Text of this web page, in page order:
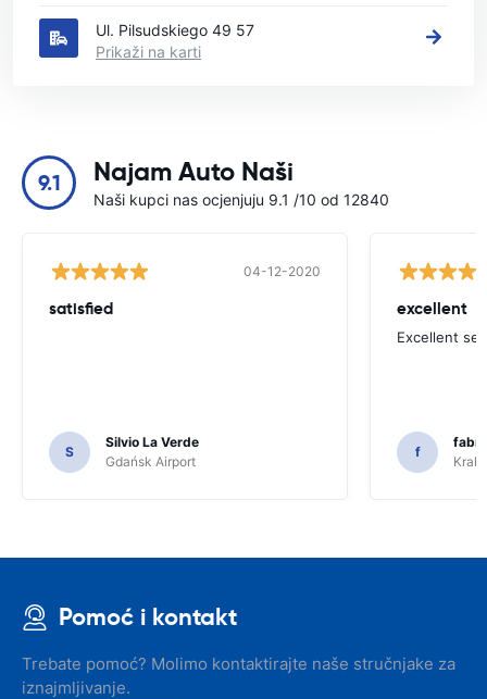
Ul. Pilsudskiego 49 57
Prikaži na karti
9.1 Najam Auto Naši
Naši kupci nas ocjenjuju 9.1 /10 od 12840
04-12-2020
satisfied
S
Silvio La Verde
Gdańsk Airport
excellent
Excellent
f
Pomoć i kontakt
Trebate pomoć? Molimo kontaktirajte naše stručnjake za
iznajmljivanje.